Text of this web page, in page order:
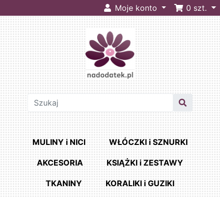
Moje konto 0 szt.
MULINY i NICI WŁÓCZKI i SZNURKI
AKCESORIA KSIĄŻKI i ZESTAWY
TKANINY KORALIKI i GUZIKI